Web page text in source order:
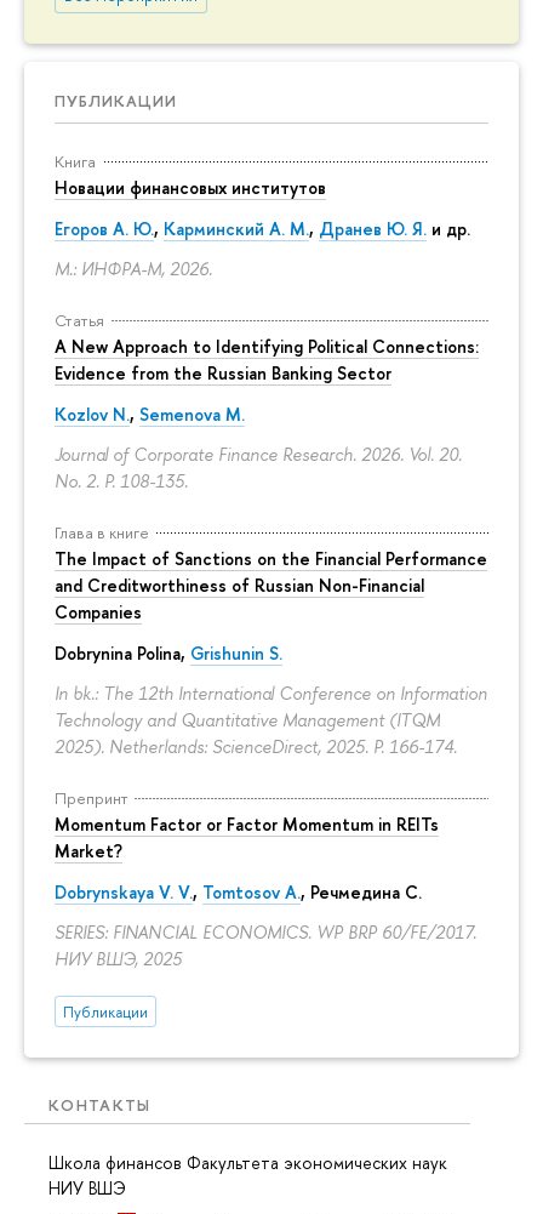
ПУБЛИКАЦИИ
Книга
Новации финансовых институтов
Егоров А. Ю., Карминский А. М., Дранев Ю. Я. и др.
М.: ИНФРА-М, 2026.
Статья
A New Approach to Identifying Political Connections:
Evidence from the Russian Banking Sector
Kozlov N., Semenova M.
Journal of Corporate Finance Research. 2026. Vol. 20.
No. 2. P. 108-135.
Глава в книге
The Impact of Sanctions on the Financial Performance
and Creditworthiness of Russian Non-Financial
Companies
Dobrynina Polina, Grishunin S.
In bk.: The 12th International Conference on Information
Technology and Quantitative Management (ITQM
2025). Netherlands: ScienceDirect, 2025. P. 166-174.
Препринт
Momentum Factor or Factor Momentum in REITs
Market?
Dobrynskaya V. V., Tomtosov A., Речмедина С.
SERIES: FINANCIAL ECONOMICS. WP BRP 60/FE/2017.
НИУ ВШЭ, 2025
Публикации
КОНТАКТЫ
Школа финансов Факультета экономических наук
НИУ ВШЭ